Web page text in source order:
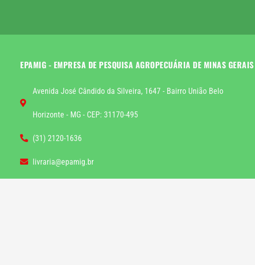
EPAMIG - EMPRESA DE PESQUISA AGROPECUÁRIA DE MINAS GERAIS
Avenida José Cândido da Silveira, 1647 - Bairro União Belo
Horizonte - MG - CEP: 31170-495
(31) 2120-1636
livraria@epamig.br